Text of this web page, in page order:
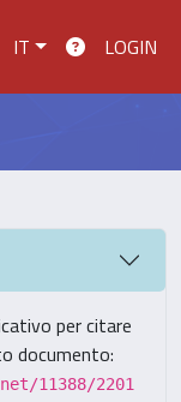
IT LOGIN
per citare
documento:
11388/2201